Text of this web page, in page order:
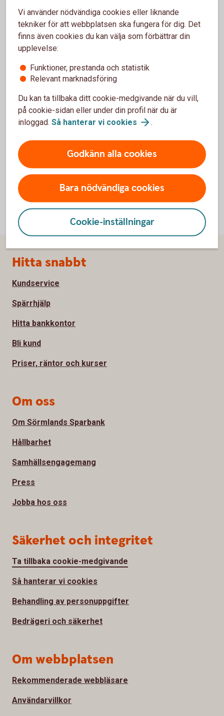
Vanliga frågor och svar
Kan köparen få tillgång till godset innan
betalning?
Vilka dokument ska jag skicka till banken?
När får jag betalt under ett exportinkasso?
Vi använder nödvändiga cookies eller liknande
tekniker för att webbplatsen ska fungera för dig. Det
finns även cookies du kan välja som förbättrar din
upplevelse:
Funktioner, prestanda och statistik
Relevant marknadsföring
Du kan ta tillbaka ditt cookie-medgivande när du vill,
på cookie-sidan eller under din profil när du är
inloggad. Så hanterar vi cookies .
Godkänn alla cookies
Bara nödvändiga cookies
Cookie-inställningar
Sidfot
Hitta snabbt
Kundservice
Spärrhjälp
Hitta bankkontor
Bli kund
Priser, räntor och kurser
Om oss
Om Sörmlands Sparbank
Hållbarhet
Samhällsengagemang
Press
Jobba hos oss
Säkerhet och integritet
Ta tillbaka cookie-medgivande
Så hanterar vi cookies
Behandling av personuppgifter
Bedrägeri och säkerhet
Om webbplatsen
Rekommenderade webbläsare
Användarvillkor